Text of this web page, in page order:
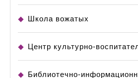
Школа вожатых
Центр культурно-
Библиотечно-